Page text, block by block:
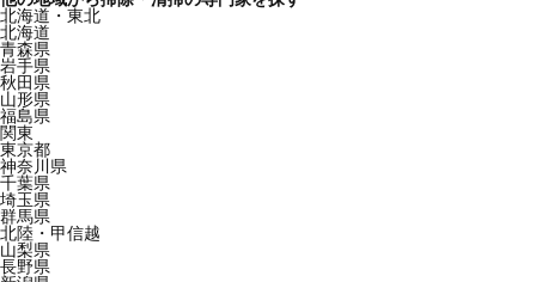
北海道・東北
北海道
青森県
岩手県
秋田県
山形県
福島県
関東
東京都
神奈川県
千葉県
埼玉県
群馬県
北陸・甲信越
山梨県
長野県